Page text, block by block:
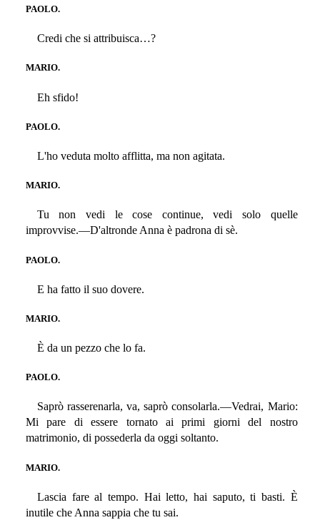
PAOLO.
Credi che si attribuisca…?
MARIO.
Eh sfido!
PAOLO.
L'ho veduta molto afflitta, ma non agitata.
MARIO.
Tu non vedi le cose continue, vedi solo quelle
improvvise.—D'altronde Anna è padrona di sè.
PAOLO.
E ha fatto il suo dovere.
MARIO.
È da un pezzo che lo fa.
PAOLO.
Saprò rasserenarla, va, saprò consolarla.—Vedrai, Mario:
Mi pare di essere tornato ai primi giorni del nostro
matrimonio, di possederla da oggi soltanto.
MARIO.
Lascia fare al tempo. Hai letto, hai saputo, ti basti. È
inutile che Anna sappia che tu sai.